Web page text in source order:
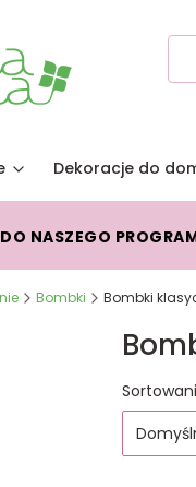
Dekoracje do
NASZEGO
Bombki Bombki
Lista